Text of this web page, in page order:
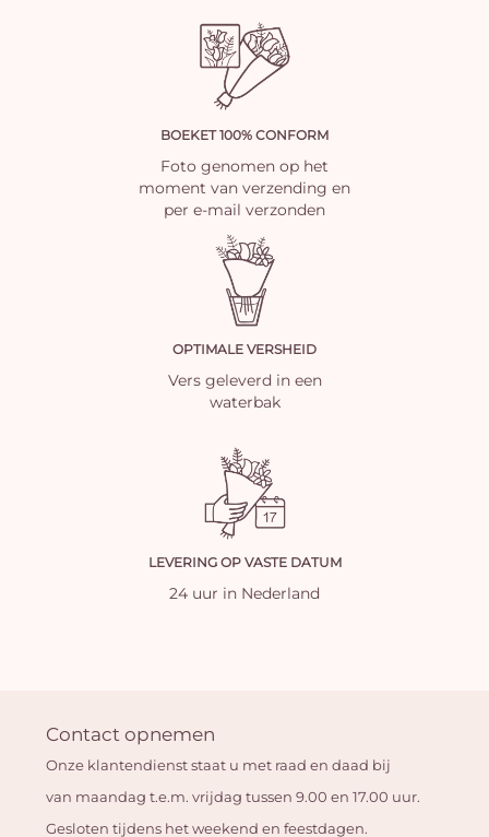
BOEKET 100% CONFORM
Foto genomen op het
moment van verzending en
per e-mail verzonden
OPTIMALE VERSHEID
Vers geleverd in een
waterbak
LEVERING OP VASTE DATUM
24 uur in Nederland
Contact opnemen
Onze klantendienst staat u met raad en daad bij
van maandag t.e.m. vrijdag tussen 9.00 en 17.00 uur.
Gesloten tijdens het weekend en feestdagen.